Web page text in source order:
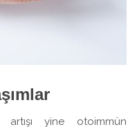
yine otoimmün